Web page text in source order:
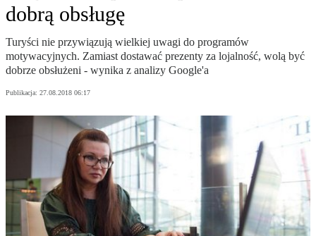
dobrą obsługę
Turyści nie przywiązują wielkiej uwagi do programów
motywacyjnych. Zamiast dostawać prezenty za lojalność, wolą być
dobrze obsłużeni - wynika z analizy Google'a
Publikacja: 27.08.2018 06:17